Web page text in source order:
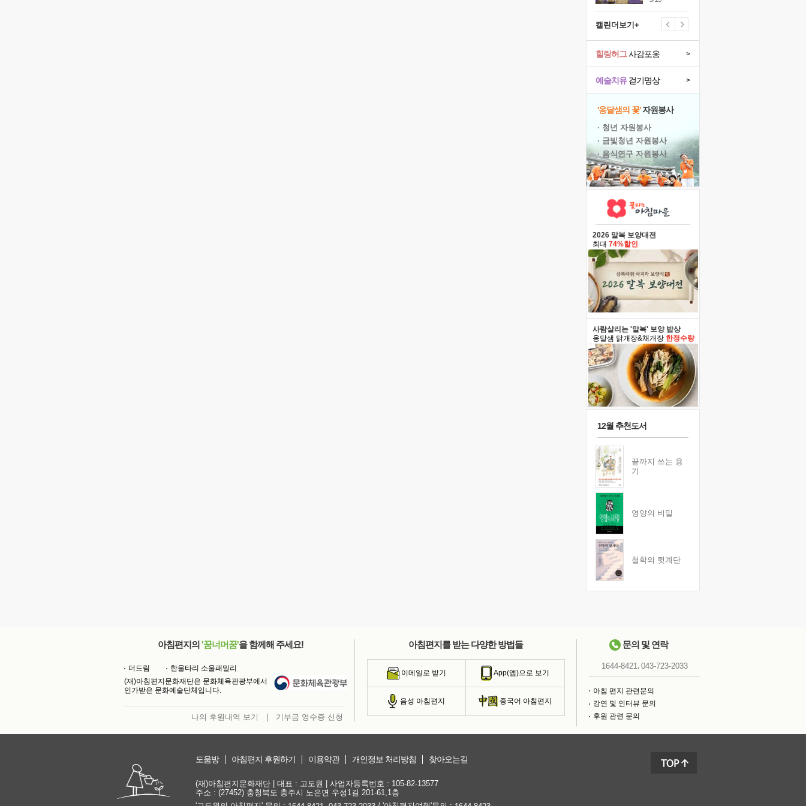
캘린더보기+
예술치유걷기명상 >
힐링허그사감포옹 >
'옹달샘의 꽃'자원봉사
· 청년 자원봉사
· 금빛청년 자원봉사
· 음식연구 자원봉사
2026 말복 보양대전
최대 74%할인
사람살리는 '말복' 보양 밥상
옹달샘 닭개장&채개장 한정수량
12월 추천도서
끝까지 쓰는 용
기
영양의 비밀
철학의 뒷계단
아침편지의 '꿈너머꿈'을 함께해 주세요!
더드림
한울타리 소울패밀리
(재)아침편지문화재단은 문화체육관광부에서
인가받은 문화예술단체입니다.
나의 후원내역 보기 기부금 영수증 신청
아침편지를 받는 다양한 방법들
이메일로 받기 App(앱)으로 보기
음성 아침편지 중국어 아침편지
문의 및 연락
1644-8421, 043-723-2033
아침 편지 관련문의
강연 및 인터뷰 문의
후원 관련 문의
도움방 아침편지 후원하기 이용약관 개인정보 처리방침 찾아오는길
(재)아침편지문화재단 | 대표 : 고도원 | 사업자등록번호 : 105-82-13577
주소 : (27452) 충청북도 충주시 노은면 우성1길 201-61,1층